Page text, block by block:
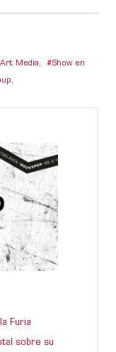
Media, Show en
,
Furia
sobre su